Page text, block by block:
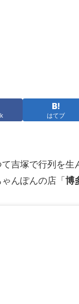
はてブ
吉塚で行列を生
んぽんの店「 博